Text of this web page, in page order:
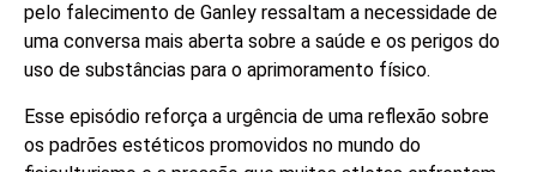
pelo falecimento de Ganley ressaltam a necessidade de
uma conversa mais aberta sobre a saúde e os perigos do
uso de substâncias para o aprimoramento físico.
Esse episódio reforça a urgência de uma reflexão sobre
os padrões estéticos promovidos no mundo do